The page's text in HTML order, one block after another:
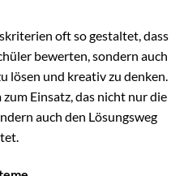
oft so gestaltet, dass
bewerten, sondern auch
lösen und kreativ zu denken.
Einsatz, das nicht nur die
auch den Lösungsweg